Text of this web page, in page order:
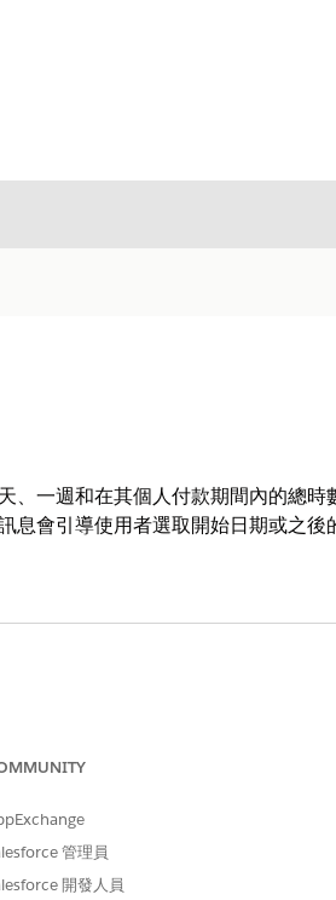
、一週和在其個人付款期間內的總
會引導使用者選取開始日期或之後
管理員
開發人員